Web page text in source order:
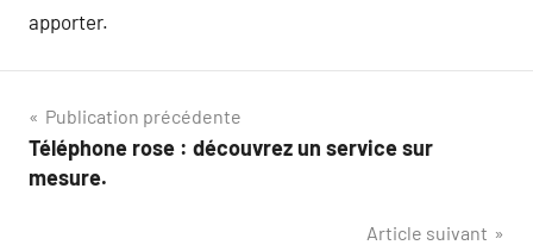
apporter.
Navigation
de
Publication précédente
Téléphone rose : découvrez un service sur
mesure.
Article suivant